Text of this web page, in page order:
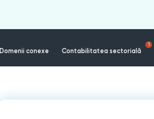
Domenii conexe Contabilitatea sectorială
1